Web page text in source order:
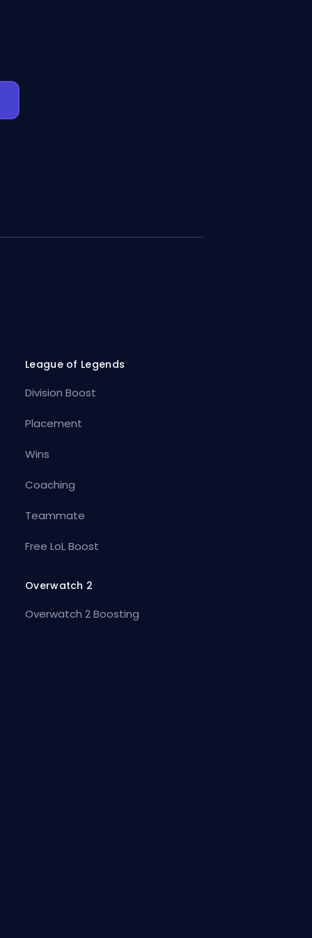
League of Legends
Division Boost
Placement
Wins
Coaching
Teammate
Free LoL Boost
Overwatch 2
Overwatch 2 Boosting